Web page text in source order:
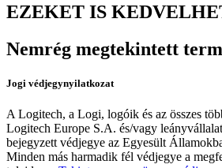
EZEKET IS
Nemrég megtekintett
Jogi védjegynyilatkozat
A Logitech, a Logi, logóik és az összes
Logitech Europe S.A. és/vagy
bejegyzett védjegye az Egyesült
Minden más harmadik fél védjegye a